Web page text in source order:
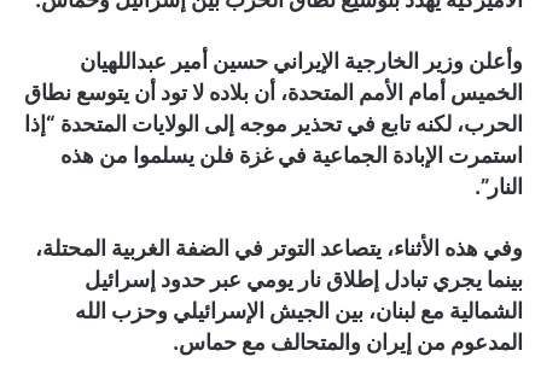
وأعلن وزير الخارجية الإيراني حسين أمير عبداللهيان
الخميس أمام الأمم المتحدة، أن بلاده لا تود أن يتوسع نطاق
الحرب، لكنه تابع في تحذير موجه إلى الولايات المتحدة “إذا
استمرت الإبادة الجماعية في غزة فلن يسلموا من هذه
النار”.
وفي هذه الأثناء، يتصاعد التوتر في الضفة الغربية المحتلة،
بينما يجري تبادل إطلاق نار يومي عبر حدود إسرائيل
الشمالية مع لبنان، بين الجيش الإسرائيلي وحزب الله
المدعوم من إيران والمتحالف مع حماس.